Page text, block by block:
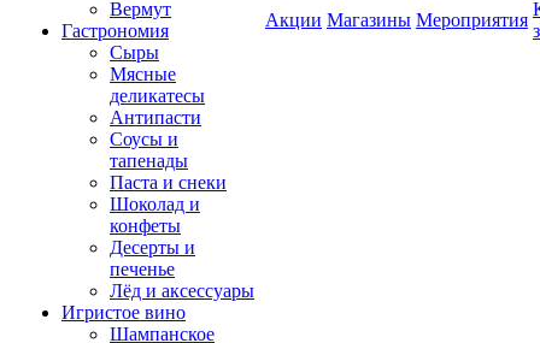
Вермут
Гастрономия
Сыры
Мясные
деликатесы
Антипасти
Соусы и
тапенады
Паста и снеки
Шоколад и
конфеты
Десерты и
печенье
Лёд и аксессуары
Игристое вино
Шампанское
Акции Магазины Мероприятия